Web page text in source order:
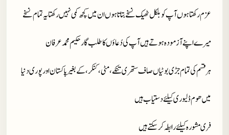
عزم رکھتا ہوں آپ کو بلکل ٹھیک نسخے بتاتا ہوں ان میں کچھ کمی نہیں رکھتا یہ تمام نسخے
میرے اپنے آزمودہ ہوتے ہیں آپ کی دُعاؤں کا طلب گار حکیم محمد عرفان
ہر قسم کی تمام جڑی بوٹیاں صاف ستھری تنکے، مٹی، کنکر، کے بغیر پاکستان اور پوری دنیا
میں ھوم ڈلیوری کیلئے دستیاب ہیں
فری مشورہ کیلئے رابطہ کر سکتے ہیں